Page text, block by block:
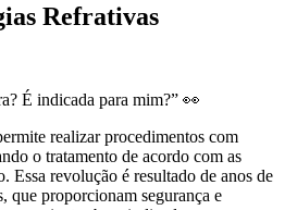
Refrativas
É indicada para mim?” 👀
realizar procedimentos com
o tratamento de acordo com as
Essa revolução é resultado de anos de
que proporcionam segurança e